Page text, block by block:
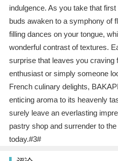
indulgence. As you take that
buds awaken to a symphony of
filling dances on your tongue,
wonderful contrast of textures.
surprise that leaves you craving
enthusiast or simply someone
French culinary delights,
enticing aroma to its heavenly
surely leave an everlasting
pastry shop and surrender to
today.#3#